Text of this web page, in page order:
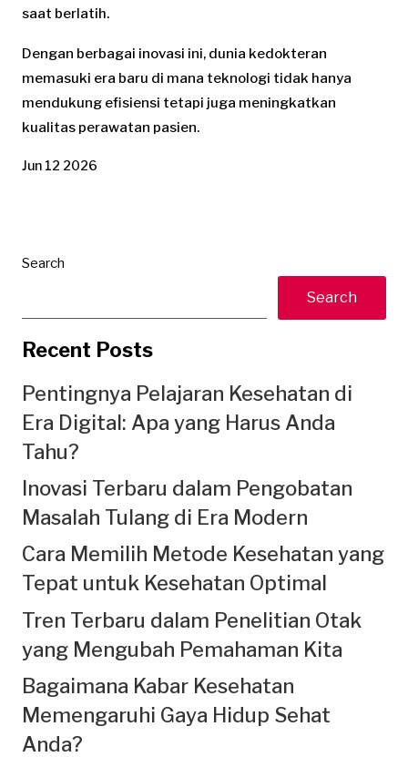
saat berlatih.
Dengan berbagai inovasi ini, dunia kedokteran
memasuki era baru di mana teknologi tidak hanya
mendukung efisiensi tetapi juga meningkatkan
kualitas perawatan pasien.
Jun 12 2026
Search
Search
Recent Posts
Pentingnya Pelajaran Kesehatan di
Era Digital: Apa yang Harus Anda
Tahu?
Inovasi Terbaru dalam Pengobatan
Masalah Tulang di Era Modern
Cara Memilih Metode Kesehatan yang
Tepat untuk Kesehatan Optimal
Tren Terbaru dalam Penelitian Otak
yang Mengubah Pemahaman Kita
Bagaimana Kabar Kesehatan
Memengaruhi Gaya Hidup Sehat
Anda?